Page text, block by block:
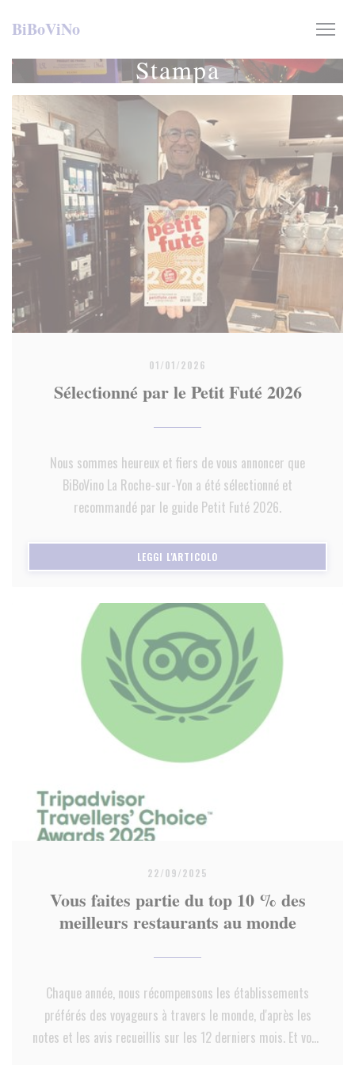
BiBoViNo
Stampa
01/01/2026
Sélectionné par le Petit Futé 2026
Nous sommes heureux et fiers de vous annoncer que
BiBoVino La Roche-sur-Yon a été sélectionné et
recommandé par le guide Petit Futé 2026.
LEGGI L'ARTICOLO((APRE UNA NUOVA
22/09/2025
Vous faites partie du top 10 % des
meilleurs restaurants au monde
Chaque année, nous récompensons les établissements
préférés des voyageurs à travers le monde, d'après les
notes et les avis recueillis sur les 12 derniers mois. Et vous